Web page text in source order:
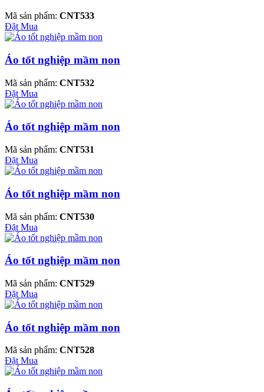
Mã sản phẩm: CNT533
Đặt Mua
Áo tốt nghiệp mầm non
Mã sản phẩm: CNT532
Đặt Mua
Áo tốt nghiệp mầm non
Mã sản phẩm: CNT531
Đặt Mua
Áo tốt nghiệp mầm non
Mã sản phẩm: CNT530
Đặt Mua
Áo tốt nghiệp mầm non
Mã sản phẩm: CNT529
Đặt Mua
Áo tốt nghiệp mầm non
Mã sản phẩm: CNT528
Đặt Mua